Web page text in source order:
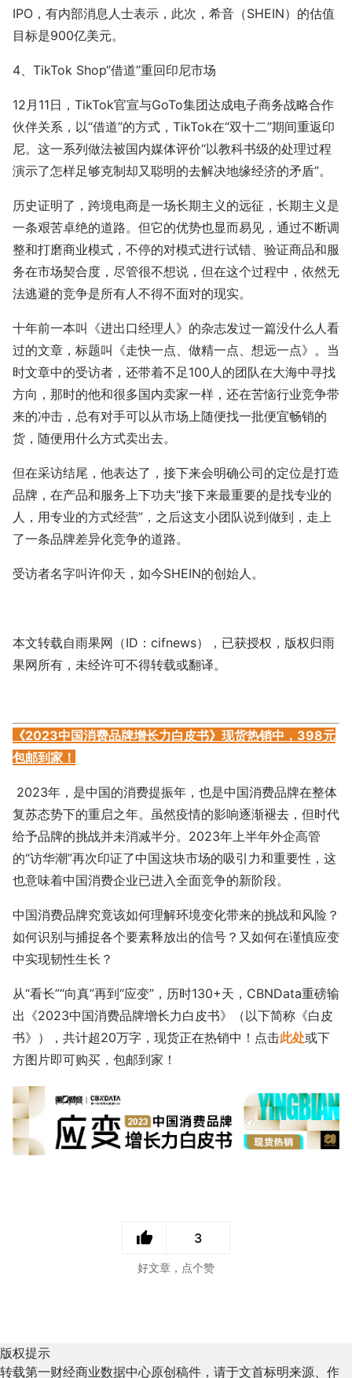
IPO，有内部消息人士表示，此次，希音（SHEIN）的估值
目标是900亿美元。
4、TikTok Shop“借道”重回印尼市场
12月11日，TikTok官宣与GoTo集团达成电子商务战略合作
伙伴关系，以“借道”的方式，TikTok在“双十二”期间重返印
尼。这一系列做法被国内媒体评价“以教科书级的处理过程
演示了怎样足够克制却又聪明的去解决地缘经济的矛盾”。
历史证明了，跨境电商是一场长期主义的远征，长期主义是
一条艰苦卓绝的道路。但它的优势也显而易见，通过不断调
整和打磨商业模式，不停的对模式进行试错、验证商品和服
务在市场契合度，尽管很不想说，但在这个过程中，依然无
法逃避的竞争是所有人不得不面对的现实。
十年前一本叫《进出口经理人》的杂志发过一篇没什么人看
过的文章，标题叫《走快一点、做精一点、想远一点》。当
时文章中的受访者，还带着不足100人的团队在大海中寻找
方向，那时的他和很多国内卖家一样，还在苦恼行业竞争带
来的冲击，总有对手可以从市场上随便找一批便宜畅销的
货，随便用什么方式卖出去。
但在采访结尾，他表达了，接下来会明确公司的定位是打造
品牌，在产品和服务上下功夫“接下来最重要的是找专业的
人，用专业的方式经营”，之后这支小团队说到做到，走上
了一条品牌差异化竞争的道路。
受访者名字叫许仰天，如今SHEIN的创始人。
本文转载自雨果网（ID：cifnews），已获授权，版权归雨
果网所有，未经许可不得转载或翻译。
《2023中国消费品牌增长力白皮书》现货热销中，398元
包邮到家！
2023年，是中国的消费提振年，也是中国消费品牌在整体
复苏态势下的重启之年。虽然疫情的影响逐渐褪去，但时代
给予品牌的挑战并未消减半分。2023年上半年外企高管
的“访华潮”再次印证了中国这块市场的吸引力和重要性，这
也意味着中国消费企业已进入全面竞争的新阶段。
中国消费品牌究竟该如何理解环境变化带来的挑战和风险？
如何识别与捕捉各个要素释放出的信号？又如何在谨慎应变
中实现韧性生长？
从“看长”“向真”再到“应变”，历时130+天，CBNData重磅输
出《2023中国消费品牌增长力白皮书》（以下简称《白皮
书》），共计超20万字，现货正在热销中！点击此处或下
方图片即可购买，包邮到家！
3
好文章，点个赞
版权提示
转载第一财经商业数据中心原创稿件，请于文首标明来源、作